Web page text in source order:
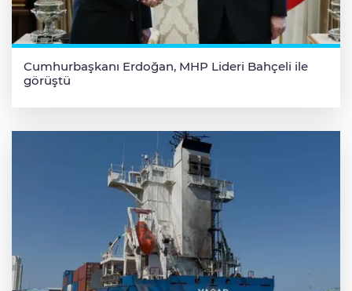
Cumhurbaşkanı Erdoğan, MHP Lideri Bahçeli ile
görüştü